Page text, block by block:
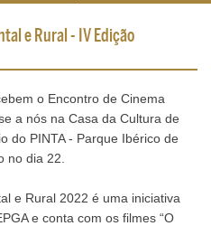
e Rural - IV Edição
o Encontro de Cinema
a nós na Casa da Cultura de
do PINTA - Parque Ibérico de
no dia 22.
e Rural 2022 é uma iniciativa
e conta com os filmes “O